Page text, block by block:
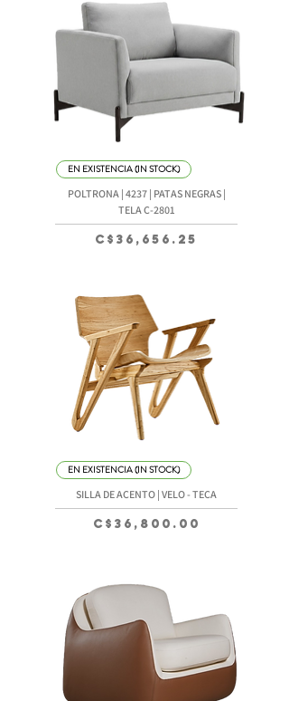
EN EXISTENCIA (IN STOCK)
POLTRONA | 4237 | PATAS NEGRAS |
TELA C-2801
Precio
C$36,656.25
EN EXISTENCIA (IN STOCK)
SILLA DE ACENTO | VELO - TECA
Precio
C$36,800.00